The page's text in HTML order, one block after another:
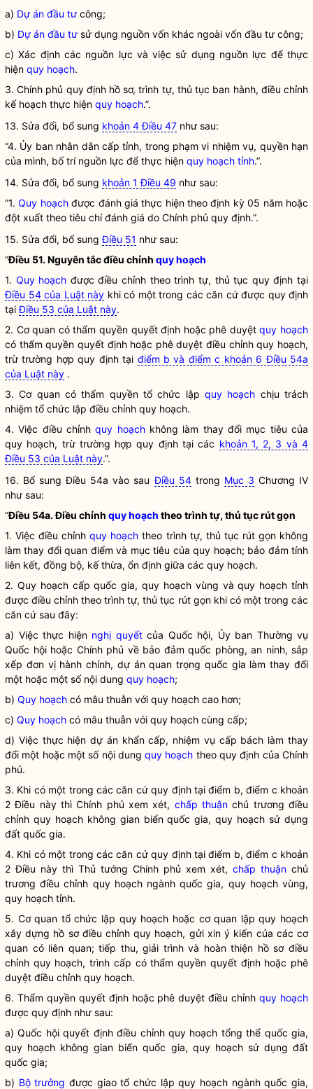
a) Dự án đầu tư công;
b) Dự án đầu tư sử dụng nguồn vốn khác ngoài vốn đầu tư công;
c) Xác định các nguồn lực và việc sử dụng nguồn lực để thực
hiện quy hoạch.
3. Chính phủ quy định hồ sơ, trình tự, thủ tục ban hành, điều chỉnh
kế hoạch thực hiện quy hoạch.”.
13. Sửa đổi, bổ sung khoản 4 Điều 47 như sau:
“4. Ủy ban nhân dân cấp tỉnh, trong phạm vi nhiệm vụ, quyềnhạn
của mình, bố trí nguồn lực để thực hiện quy hoạch tỉnh.”.
14. Sửa đổi, bổ sung khoản 1 Điều 49 như sau:
“1.Quy hoạchđược đánh giá thực hiện theo định kỳ 05 năm hoặc
đột xuất theo tiêu chí đánh giá do Chính phủ quy định.”.
15. Sửa đổi, bổ sungĐiều 51 như sau:
“Điều 51. Nguyên tắc điều chỉnh quy hoạch
1. Quy hoạch được điều chỉnh theo trình tự, thủ tục quy định tại
Điều 54 của Luật này khi có một trong các căn cứ được quy định
tạiĐiều 53 của Luật này.
2. Cơ quan có thẩm quyềnquyết định hoặc phê duyệtquy hoạch
có thẩmquyền quyết định hoặc phê duyệt điều chỉnhquy hoạch,
trừ trường hợp quy định tại điểm b và điểm c khoản 6 Điều 54a
của Luật này .
3. Cơ quan có thẩm quyềntổ chức lậpquy hoạch chịu trách
nhiệm tổ chức lập điều chỉnh quy hoạch.
4. Việc điều chỉnhquy hoạchkhông làm thay đổi mục tiêu của
quy hoạch, trừ trường hợp quy định tại các khoản 1, 2, 3 và 4
Điều 53 của Luật này.”.
16. Bổ sung Điều 54a vào sauĐiều 54trong Mục 3 Chương IV
như sau:
“Điều 54a. Điều chỉnh quy hoạch theo trình tự, thủ tục rút gọn
1. Việc điều chỉnhquy hoạch theo trình tự, thủ tục rút gọn không
làm thay đổi quan điểm và mục tiêu củaquy hoạch; bảo đảm tính
liên kết, đồng bộ, kế thừa, ổn định giữa các quy hoạch.
2. Quy hoạch cấpquốc gia,quy hoạch vùng vàquy hoạch tỉnh
được điều chỉnh theo trình tự, thủ tục rút gọn khi có một trong các
căn cứ sau đây:
a) Việc thực hiện nghị quyếtcủa Quốc hội, Ủy ban Thường vụ
Quốc hộihoặc Chính phủ về bảo đảm quốc phòng, an ninh, sắp
xếp đơn vị hành chính, dự án quan trọng quốc gia làm thay đổi
một hoặc một số nội dung quy hoạch;
b) Quy hoạch có mâu thuẫn với quy hoạch cao hơn;
c) Quy hoạch có mâu thuẫn với quy hoạch cùng cấp;
d) Việc thực hiện dự án khẩn cấp, nhiệm vụ cấp bách làm thay
đổi một hoặc một số nội dungquy hoạch theo quy định của Chính
phủ.
3. Khi có một trong các căn cứ quy định tại điểm b, điểm c khoản
2 Điều này thì Chính phủ xem xét, chấp thuận chủ trương điều
chỉnh quy hoạch không gian biển quốc gia,quy hoạch sử dụng
đất quốc gia.
4. Khi có một trong các căn cứ quy định tại điểm b, điểm c khoản
2 Điều này thì Thủ tướng Chính phủ xem xét, chấp thuận chủ
trương điều chỉnh quy hoạch ngành quốc gia, quy hoạch vùng,
quy hoạch tỉnh.
5. Cơ quan tổ chức lập quy hoạch hoặc cơ quan lập quy hoạch
xây dựng hồ sơ điều chỉnh quy hoạch, gửi xin ý kiến của các cơ
quan có liên quan; tiếp thu, giải trình và hoàn thiện hồ sơ điều
chỉnh quy hoạch, trình cấp có thẩm quyền quyết định hoặc phê
duyệt điều chỉnh quy hoạch.
6. Thẩm quyềnquyết định hoặc phê duyệt điều chỉnhquy hoạch
được quy định như sau:
a)Quốc hộiquyết định điều chỉnh quy hoạch tổng thể quốc gia,
quy hoạch không gian biển quốc gia, quy hoạch sử dụng đất
quốc gia;
b) Bộ trưởng được giao tổ chức lậpquy hoạch ngành quốc gia,